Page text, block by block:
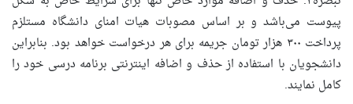
پیوست می‌باشد و بر اساس مصوبات هیات امنای دانشگاه مستلزم
پرداخت ۳۰۰ هزار تومان جریمه برای هر درخواست خواهد بود. بنابراین
دانشجویان با استفاده از حذف و اضافه اینترنتی برنامه درسی خود را
کامل نمایند.